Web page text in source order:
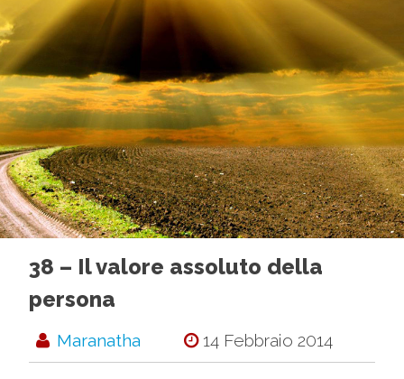
38 – Il valore assoluto della
persona
Maranatha 14 Febbraio 2014